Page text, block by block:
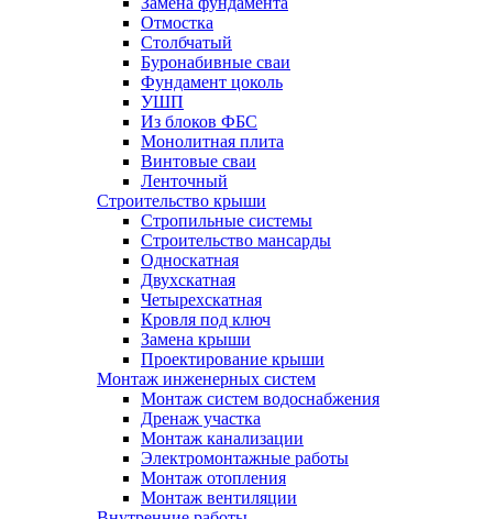
Отмостка
Столбчатый
Буронабивные сваи
Фундамент цоколь
УШП
Из блоков ФБС
Монолитная плита
Винтовые сваи
Ленточный
Строительство крыши
Стропильные системы
Строительство мансарды
Односкатная
Двухскатная
Четырехскатная
Кровля под ключ
Замена крыши
Проектирование крыши
Монтаж инженерных систем
Монтаж систем водоснабжения
Дренаж участка
Монтаж канализации
Электромонтажные работы
Монтаж отопления
Монтаж вентиляции